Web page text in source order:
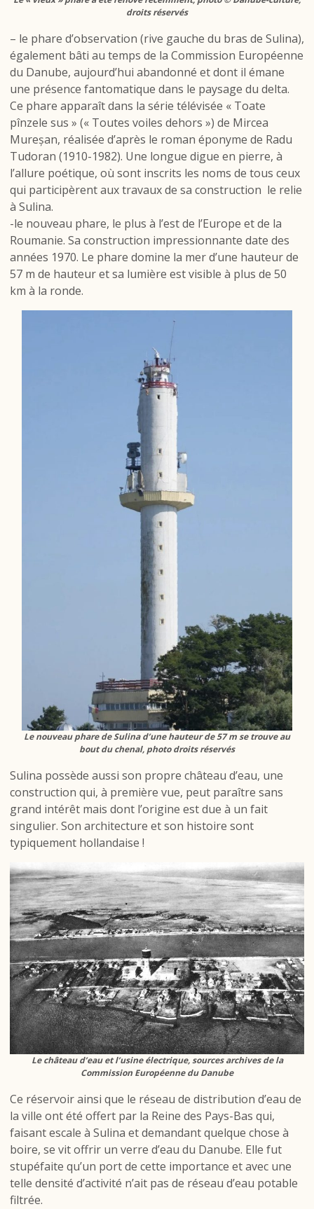
droits réservés
– le phare d’observation (rive gauche du bras de Sulina),
également bâti au temps de la Commission Européenne
du Danube, aujourd’hui abandonné et dont il émane
une présence fantomatique dans le paysage du delta.
Ce phare apparaît dans la série télévisée « Toate
pînzele sus » (« Toutes voiles dehors ») de Mircea
Mureșan, réalisée d’après le roman éponyme de Radu
Tudoran (1910-1982). Une longue digue en pierre, à
l’allure poétique, où sont inscrits les noms de tous ceux
qui participèrent aux travaux de sa construction le relie
à Sulina.
-le nouveau phare, le plus à l’est de l’Europe et de la
Roumanie. Sa construction impressionnante date des
années 1970. Le phare domine la mer d’une hauteur de
57 m de hauteur et sa lumière est visible à plus de 50
km à la ronde.
Le nouveau phare de Sulina d’une hauteur de 57 m se trouve au
bout du chenal, photo droits réservés
Sulina possède aussi son propre château d’eau, une
construction qui, à première vue, peut paraître sans
grand intérêt mais dont l’origine est due à un fait
singulier. Son architecture et son histoire sont
typiquement hollandaise !
Le château d’eau et l’usine électrique, sources archives de la
Commission Européenne du Danube
Ce réservoir ainsi que le réseau de distribution d’eau de
la ville ont été offert par la Reine des Pays-Bas qui,
faisant escale à Sulina et demandant quelque chose à
boire, se vit offrir un verre d’eau du Danube. Elle fut
stupéfaite qu’un port de cette importance et avec une
telle densité d’activité n’ait pas de réseau d’eau potable
filtrée.